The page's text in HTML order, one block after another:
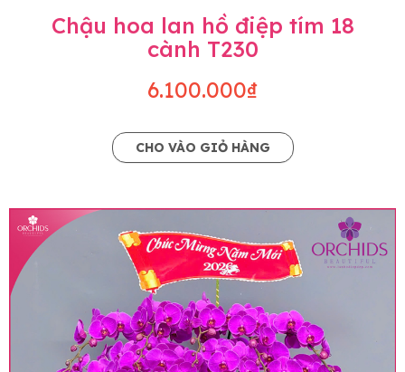
Chậu hoa lan hồ điệp tím 18
cành T230
6.100.000₫
CHO VÀO GIỎ HÀNG